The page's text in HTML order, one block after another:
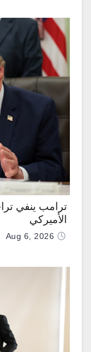
ترامب ينفي
الأميركي
Aug 6, 2026